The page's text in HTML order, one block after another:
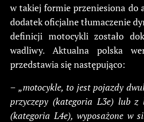
w takiej formie przeniesiona do
dodatek oficjalne tłumaczenie
definicji motocykli zostało
wadliwy. Aktualna polska
przedstawia się następująco:
– „motocykle, tojestpojazdy
przyczepy(kategoria L3e)lubz
(kategoria L4e), wyposażonew